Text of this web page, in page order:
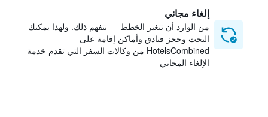
إلغاء مجاني
من الوارد أن تتغير الخطط — نتفهم ذلك. ولهذا يمكنك
البحث وحجز فنادق وأماكن إقامة على
HotelsCombined من وكالات السفر التي تقدم خدمة
الإلغاء المجاني